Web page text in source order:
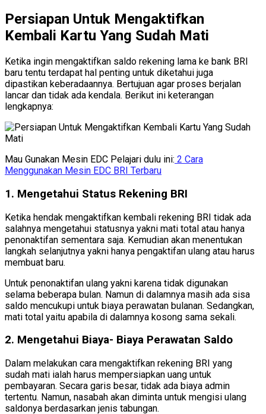
Persiapan Untuk Mengaktifkan
Kembali Kartu Yang Sudah Mati
Ketika ingin mengaktifkan saldo rekening lama ke bank BRI
baru tentu terdapat hal penting untuk diketahui juga
dipastikan keberadaannya. Bertujuan agar proses berjalan
lancar dan tidak ada kendala. Berikut ini keterangan
lengkapnya:
Mau Gunakan Mesin EDC Pelajari dulu ini: 2 Cara
Menggunakan Mesin EDC BRI Terbaru
1. Mengetahui Status Rekening BRI
Ketika hendak mengaktifkan kembali rekening BRI tidak ada
salahnya mengetahui statusnya yakni mati total atau hanya
penonaktifan sementara saja. Kemudian akan menentukan
langkah selanjutnya yakni hanya pengaktifan ulang atau harus
membuat baru.
Untuk penonaktifan ulang yakni karena tidak digunakan
selama beberapa bulan. Namun di dalamnya masih ada sisa
saldo mencukupi untuk biaya perawatan bulanan. Sedangkan,
mati total yaitu apabila di dalamnya kosong sama sekali.
2. Mengetahui Biaya- Biaya Perawatan Saldo
Dalam melakukan cara mengaktifkan rekening BRI yang
sudah mati ialah harus mempersiapkan uang untuk
pembayaran. Secara garis besar, tidak ada biaya admin
tertentu. Namun, nasabah akan diminta untuk mengisi ulang
saldonya berdasarkan jenis tabungan.